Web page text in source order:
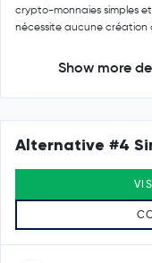
crypto-monnaies simples
nécessite aucune création
Show more
Alternative #4